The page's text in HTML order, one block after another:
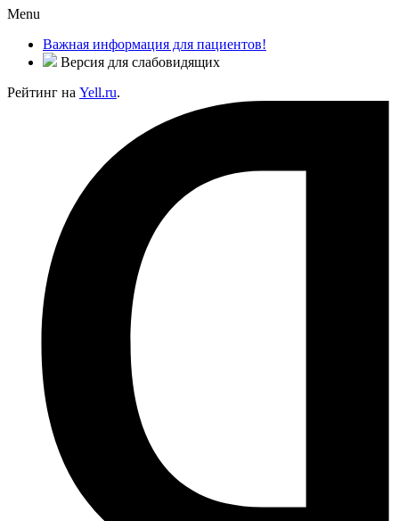
Menu
Важная информация для пациентов!
Версия для слабовидящих
Рейтинг на Yell.ru.